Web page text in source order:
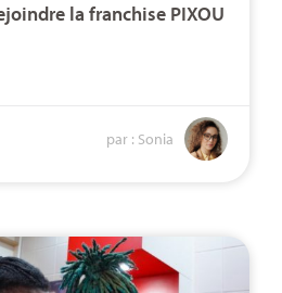
la franchise PIXOU
par : Sonia